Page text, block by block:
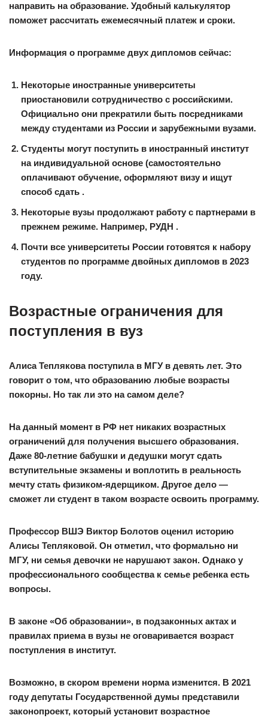
направить на образование. Удобный калькулятор
поможет рассчитать ежемесячный платеж и сроки.
Информация о программе двух дипломов сейчас:
Некоторые иностранные университеты
приостановили сотрудничество с российскими.
Официально они прекратили быть посредниками
между студентами из России и зарубежными вузами.
Студенты могут поступить в иностранный институт
на индивидуальной основе (самостоятельно
оплачивают обучение, оформляют визу и ищут
способ сдать .
Некоторые вузы продолжают работу с партнерами в
прежнем режиме. Например, РУДН .
Почти все университеты России готовятся к набору
студентов по программе двойных дипломов в 2023
году.
Возрастные ограничения для
поступления в вуз
Алиса Теплякова поступила в МГУ в девять лет. Это
говорит о том, что образованию любые возрасты
покорны. Но так ли это на самом деле?
На данный момент в РФ нет никаких возрастных
ограничений для получения высшего образования.
Даже 80-летние бабушки и дедушки могут сдать
вступительные экзамены и воплотить в реальность
мечту стать физиком-ядерщиком. Другое дело —
сможет ли студент в таком возрасте освоить программу.
Профессор ВШЭ Виктор Болотов оценил историю
Алисы Тепляковой. Он отметил, что формально ни
МГУ, ни семья девочки не нарушают закон. Однако у
профессионального сообщества к семье ребенка есть
вопросы.
В законе «Об образовании», в подзаконных актах и
правилах приема в вузы не оговаривается возраст
поступления в институт.
Возможно, в скором времени норма изменится. В 2021
году депутаты Государственной думы представили
законопроект, который установит возрастное